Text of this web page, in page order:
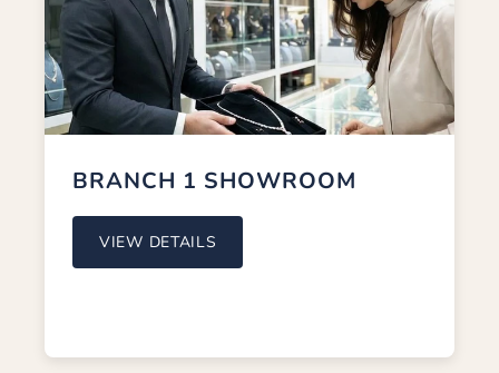
BRANCH 1 SHOWROOM
VIEW DETAILS
Dubai, U.A.E.
TIMING
Open Everyday: 10:00 AM - 10:00 PM
CONTACT
WHATSAPP